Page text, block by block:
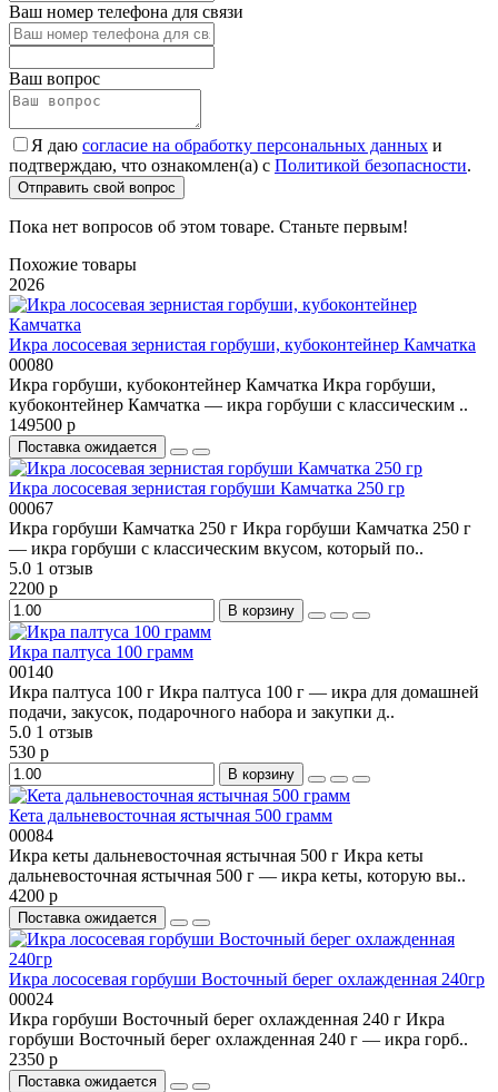
Ваш номер телефона для связи
Ваш вопрос
Я даю согласие на обработку персональных данных и
подтверждаю, что ознакомлен(а) с Политикой безопасности.
Отправить свой вопрос
Пока нет вопросов об этом товаре. Станьте первым!
Похожие товары
2026
Икра лососевая зернистая горбуши, кубоконтейнер Камчатка
00080
Икра горбуши, кубоконтейнер Камчатка Икра горбуши,
кубоконтейнер Камчатка — икра горбуши с классическим ..
149500 р
Поставка ожидается
Икра лососевая зернистая горбуши Камчатка 250 гр
00067
Икра горбуши Камчатка 250 г Икра горбуши Камчатка 250 г
— икра горбуши с классическим вкусом, который по..
5.0 1 отзыв
2200 р
В корзину
Икра палтуса 100 грамм
00140
Икра палтуса 100 г Икра палтуса 100 г — икра для домашней
подачи, закусок, подарочного набора и закупки д..
5.0 1 отзыв
530 р
В корзину
Кета дальневосточная ястычная 500 грамм
00084
Икра кеты дальневосточная ястычная 500 г Икра кеты
дальневосточная ястычная 500 г — икра кеты, которую вы..
4200 р
Поставка ожидается
Икра лососевая горбуши Восточный берег охлажденная 240гр
00024
Икра горбуши Восточный берег охлажденная 240 г Икра
горбуши Восточный берег охлажденная 240 г — икра горб..
2350 р
Поставка ожидается